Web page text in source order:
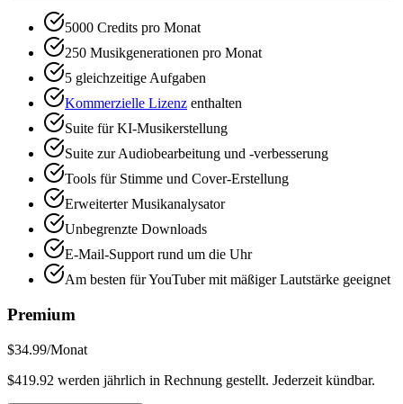
5000 Credits pro Monat
250 Musikgenerationen pro Monat
5 gleichzeitige Aufgaben
Kommerzielle Lizenz enthalten
Suite für KI-Musikerstellung
Suite zur Audiobearbeitung und -verbesserung
Tools für Stimme und Cover-Erstellung
Erweiterter Musikanalysator
Unbegrenzte Downloads
E-Mail-Support rund um die Uhr
Am besten für YouTuber mit mäßiger Lautstärke geeignet
Premium
$34.99/Monat
$419.92 werden jährlich in Rechnung gestellt. Jederzeit kündbar.